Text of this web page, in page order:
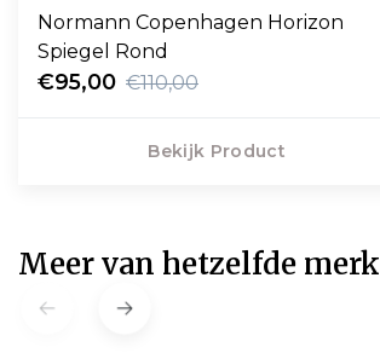
Normann Copenhagen Horizon
Spiegel Rond
€95,00 €110,00
Bekijk Product
Meer van hetzelfde merk